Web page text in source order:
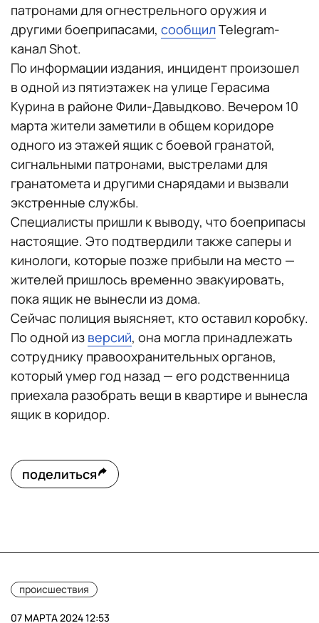
патронами для огнестрельного оружия и
другими боеприпасами, сообщилTelegram-
канал Shot.
По информации издания, инцидент произошел
в одной из пятиэтажек на улице Герасима
Курина в районе Фили-Давыдково. Вечером 10
марта жители заметили в общем коридоре
одного из этажей ящик с боевой гранатой,
сигнальными патронами, выстрелами для
гранатомета и другими снарядами и вызвали
экстренные службы.
Специалисты пришли к выводу, что боеприпасы
настоящие. Это подтвердили также саперы и
кинологи, которые позже прибыли на место —
жителей пришлось временно эвакуировать,
пока ящик не вынесли из дома.
Сейчас полиция выясняет, кто оставил коробку.
По одной из версий, она могла принадлежать
сотруднику правоохранительных органов,
который умер год назад — его родственница
приехала разобрать вещи в квартире и вынесла
ящик в коридор.
поделиться
происшествия
07 МАРТА 2024 12:53